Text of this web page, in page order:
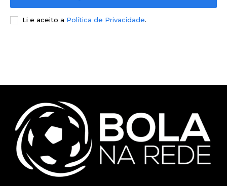
Li e aceito a Política de Privacidade.